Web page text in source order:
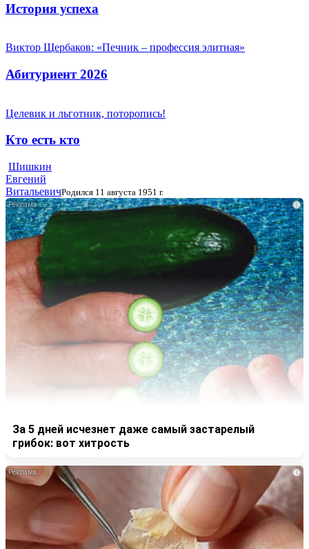
История успеха
Виктор Щербаков: «Печник – профессия элитная»
Абитуриент 2026
Целевик и льготник, поторопись!
Кто есть кто
Шишкин
Евгений
ВитальевичРодился 11 августа 1951 г.
i
За 5 дней исчезнет даже самый застарелый
грибок: вот хитрость
i